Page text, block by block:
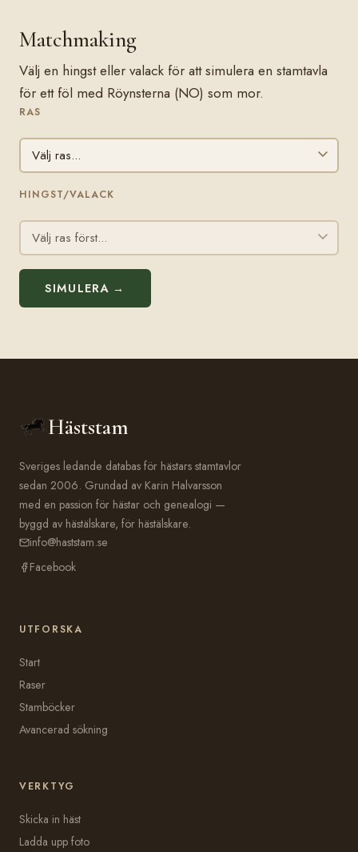
Matchmaking
Välj en hingst eller valack för att simulera en stamtavla
för ett föl med Röynsterna (NO) som mor.
RAS
HINGST/VALACK
SIMULERA →
Häststam
Sveriges ledande databas för hästars stamtavlor
sedan 2006. Grundad av Karin Halvarsson
med en passion för hästar och genealogi —
byggd av hästälskare, för hästälskare.
info@haststam.se
Facebook
UTFORSKA
Start
Raser
Stamböcker
Avancerad sökning
VERKTYG
Skicka in häst
Ladda upp foto